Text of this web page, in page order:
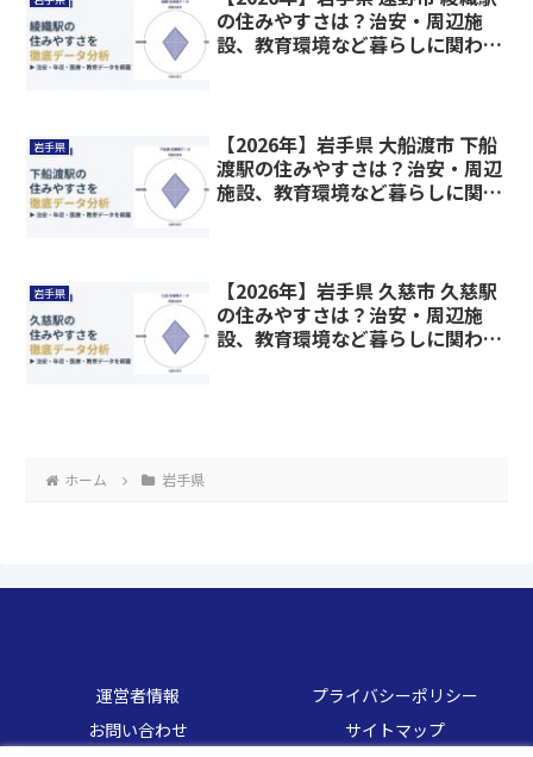
の住みやすさは？治安・周辺施
設、教育環境など暮らしに関わる
岩手県
【2026年】岩手県 大船渡市 下船
渡駅の住みやすさは？治安・周辺
施設、教育環境など暮らしに関わ
岩手県
【2026年】岩手県 久慈市 久慈駅
の住みやすさは？治安・周辺施
設、教育環境など暮らしに関わる
ホーム 岩手県
運営者情報
プライバシーポリシー
お問い合わせ
サイトマップ